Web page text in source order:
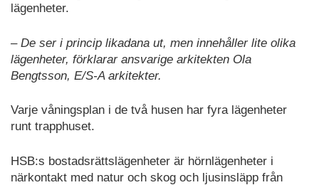
lägenheter.
– De ser i princip likadana ut, men innehåller lite olika
lägenheter, förklarar ansvarige arkitekten Ola
Bengtsson, E/S-A arkitekter.
Varje våningsplan i de två husen har fyra lägenheter
runt trapphuset.
HSB:s bostadsrättslägenheter är hörnlägenheter i
närkontakt med natur och skog och ljusinsläpp från